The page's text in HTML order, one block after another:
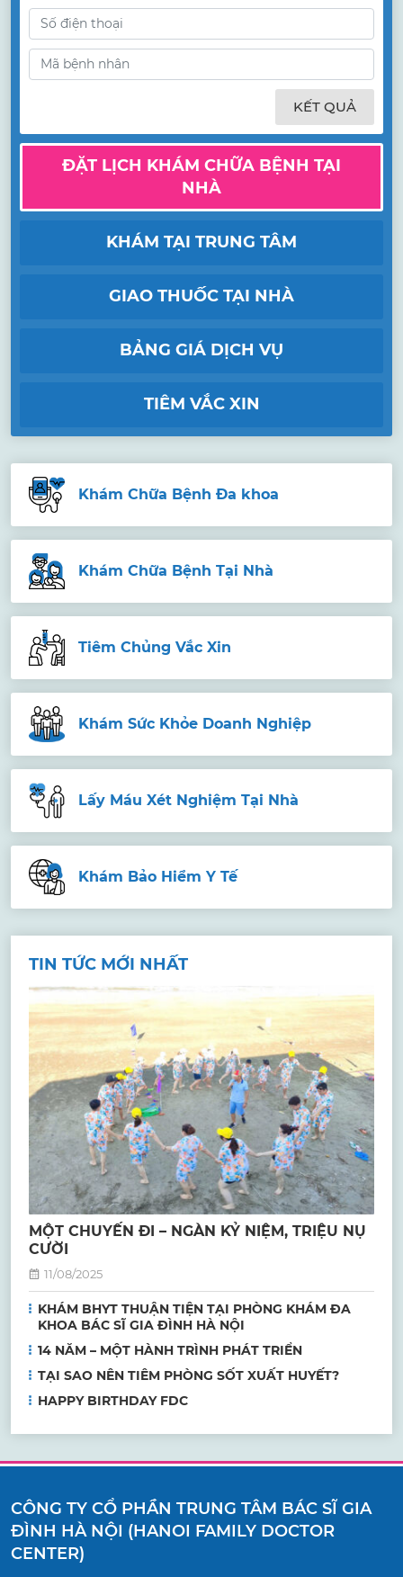
KẾT QUẢ
ĐẶT LỊCH KHÁM CHỮA BỆNH TẠI
NHÀ
KHÁM TẠI TRUNG TÂM
GIAO THUỐC TẠI NHÀ
BẢNG GIÁ DỊCH VỤ
TIÊM VẮC XIN
Khám Chữa Bệnh Đa khoa
Khám Chữa Bệnh Tại Nhà
Tiêm Chủng Vắc Xin
Khám Sức Khỏe Doanh Nghiệp
Lấy Máu Xét Nghiệm Tại Nhà
Khám Bảo Hiểm Y Tế
TIN TỨC MỚI NHẤT
MỘT CHUYẾN ĐI – NGÀN KỶ NIỆM, TRIỆU NỤ
CƯỜI
11/08/2025
KHÁM BHYT THUẬN TIỆN TẠI PHÒNG KHÁM ĐA
KHOA BÁC SĨ GIA ĐÌNH HÀ NỘI
14 NĂM – MỘT HÀNH TRÌNH PHÁT TRIỂN
TẠI SAO NÊN TIÊM PHÒNG SỐT XUẤT HUYẾT?
HAPPY BIRTHDAY FDC
CÔNG TY CỔ PHẦN TRUNG TÂM BÁC SĨ GIA
ĐÌNH HÀ NỘI (HANOI FAMILY DOCTOR
CENTER)